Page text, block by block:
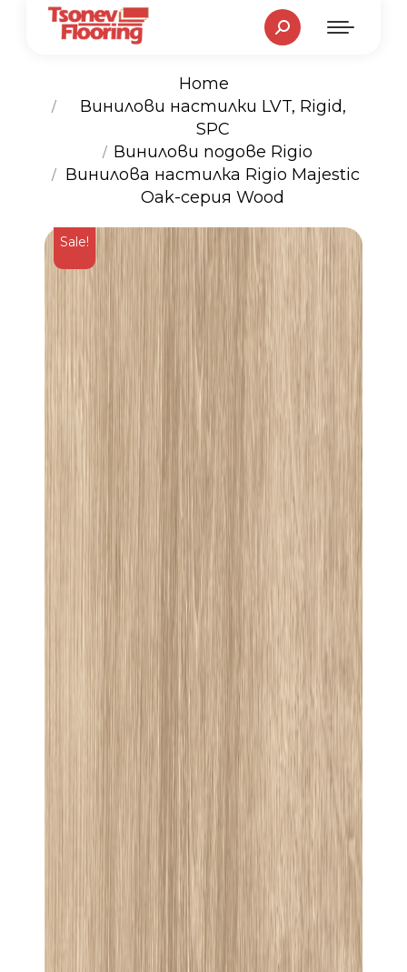
Search:
You are here:
Home
Винилови настилки LVT, Rigid,
SPC
Винилови подове Rigio
Винилова настилка Rigio Majestic
Oak-серия Wood
Sale!